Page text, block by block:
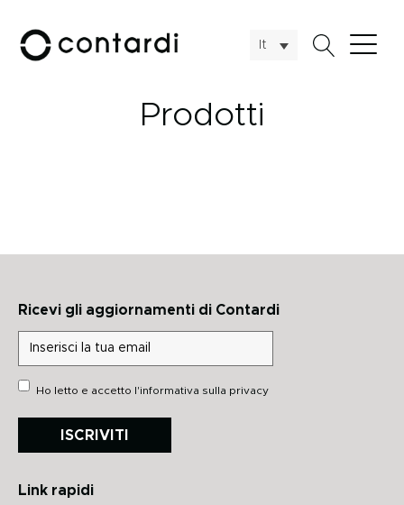
It
Prodotti
Ricevi gli aggiornamenti di Contardi
Ho letto e accetto l'informativa sulla privacy
ISCRIVITI
Link rapidi